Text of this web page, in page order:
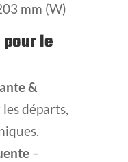
mm (W)
le
&
départs,
–